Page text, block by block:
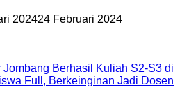
202424 Februari 2024